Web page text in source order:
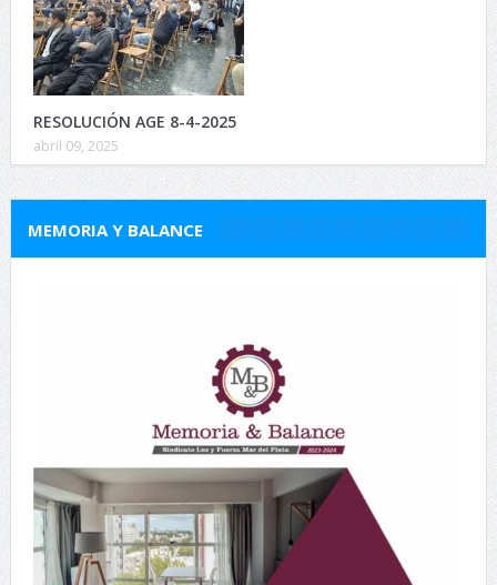
RESOLUCIÓN AGE 8-4-2025
abril 09, 2025
MEMORIA Y BALANCE